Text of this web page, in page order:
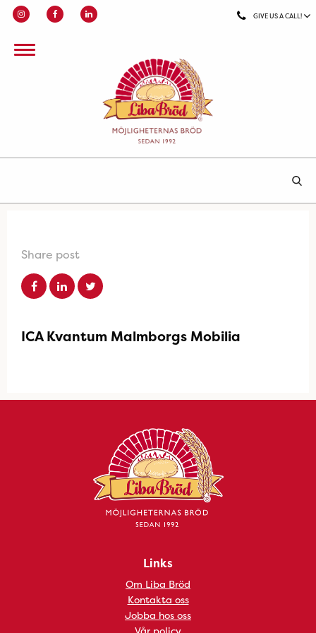
GIVE US A CALL!
Share post
ICA Kvantum Malmborgs Mobilia
Links
Om Liba Bröd
Kontakta oss
Jobba hos oss